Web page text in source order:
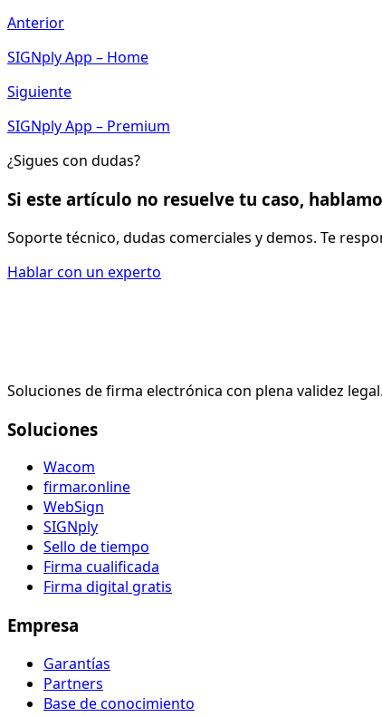
Anterior
SIGNply App – Home
Siguiente
SIGNply App – Premium
¿Sigues con dudas?
Si este artículo no resuelve tu caso,
Soporte técnico, dudas comerciales y demos. Te
Hablar con un experto
Soluciones de firma electrónica con plena validez
Soluciones
Wacom
firmar.online
WebSign
SIGNply
Sello de tiempo
Firma cualificada
Firma digital gratis
Empresa
Garantías
Partners
Base de conocimiento